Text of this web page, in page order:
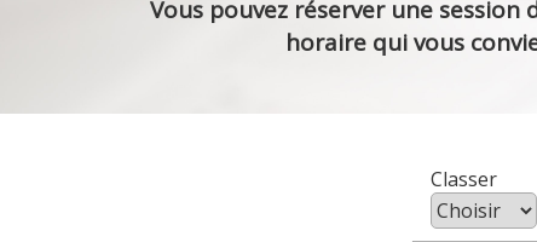
Vous pouvez réserver une
horaire qui vous